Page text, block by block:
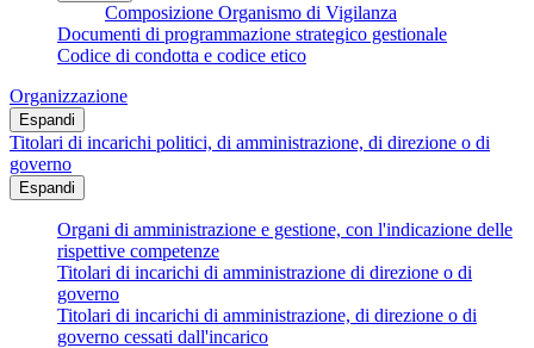
Composizione Organismo di Vigilanza
Documenti di programmazione strategico gestionale
Codice di condotta e codice etico
Organizzazione
Espandi
Titolari di incarichi politici, di amministrazione, di direzione o di
governo
Espandi
Organi di amministrazione e gestione, con l'indicazione delle
rispettive competenze
Titolari di incarichi di amministrazione di direzione o di
governo
Titolari di incarichi di amministrazione, di direzione o di
governo cessati dall'incarico